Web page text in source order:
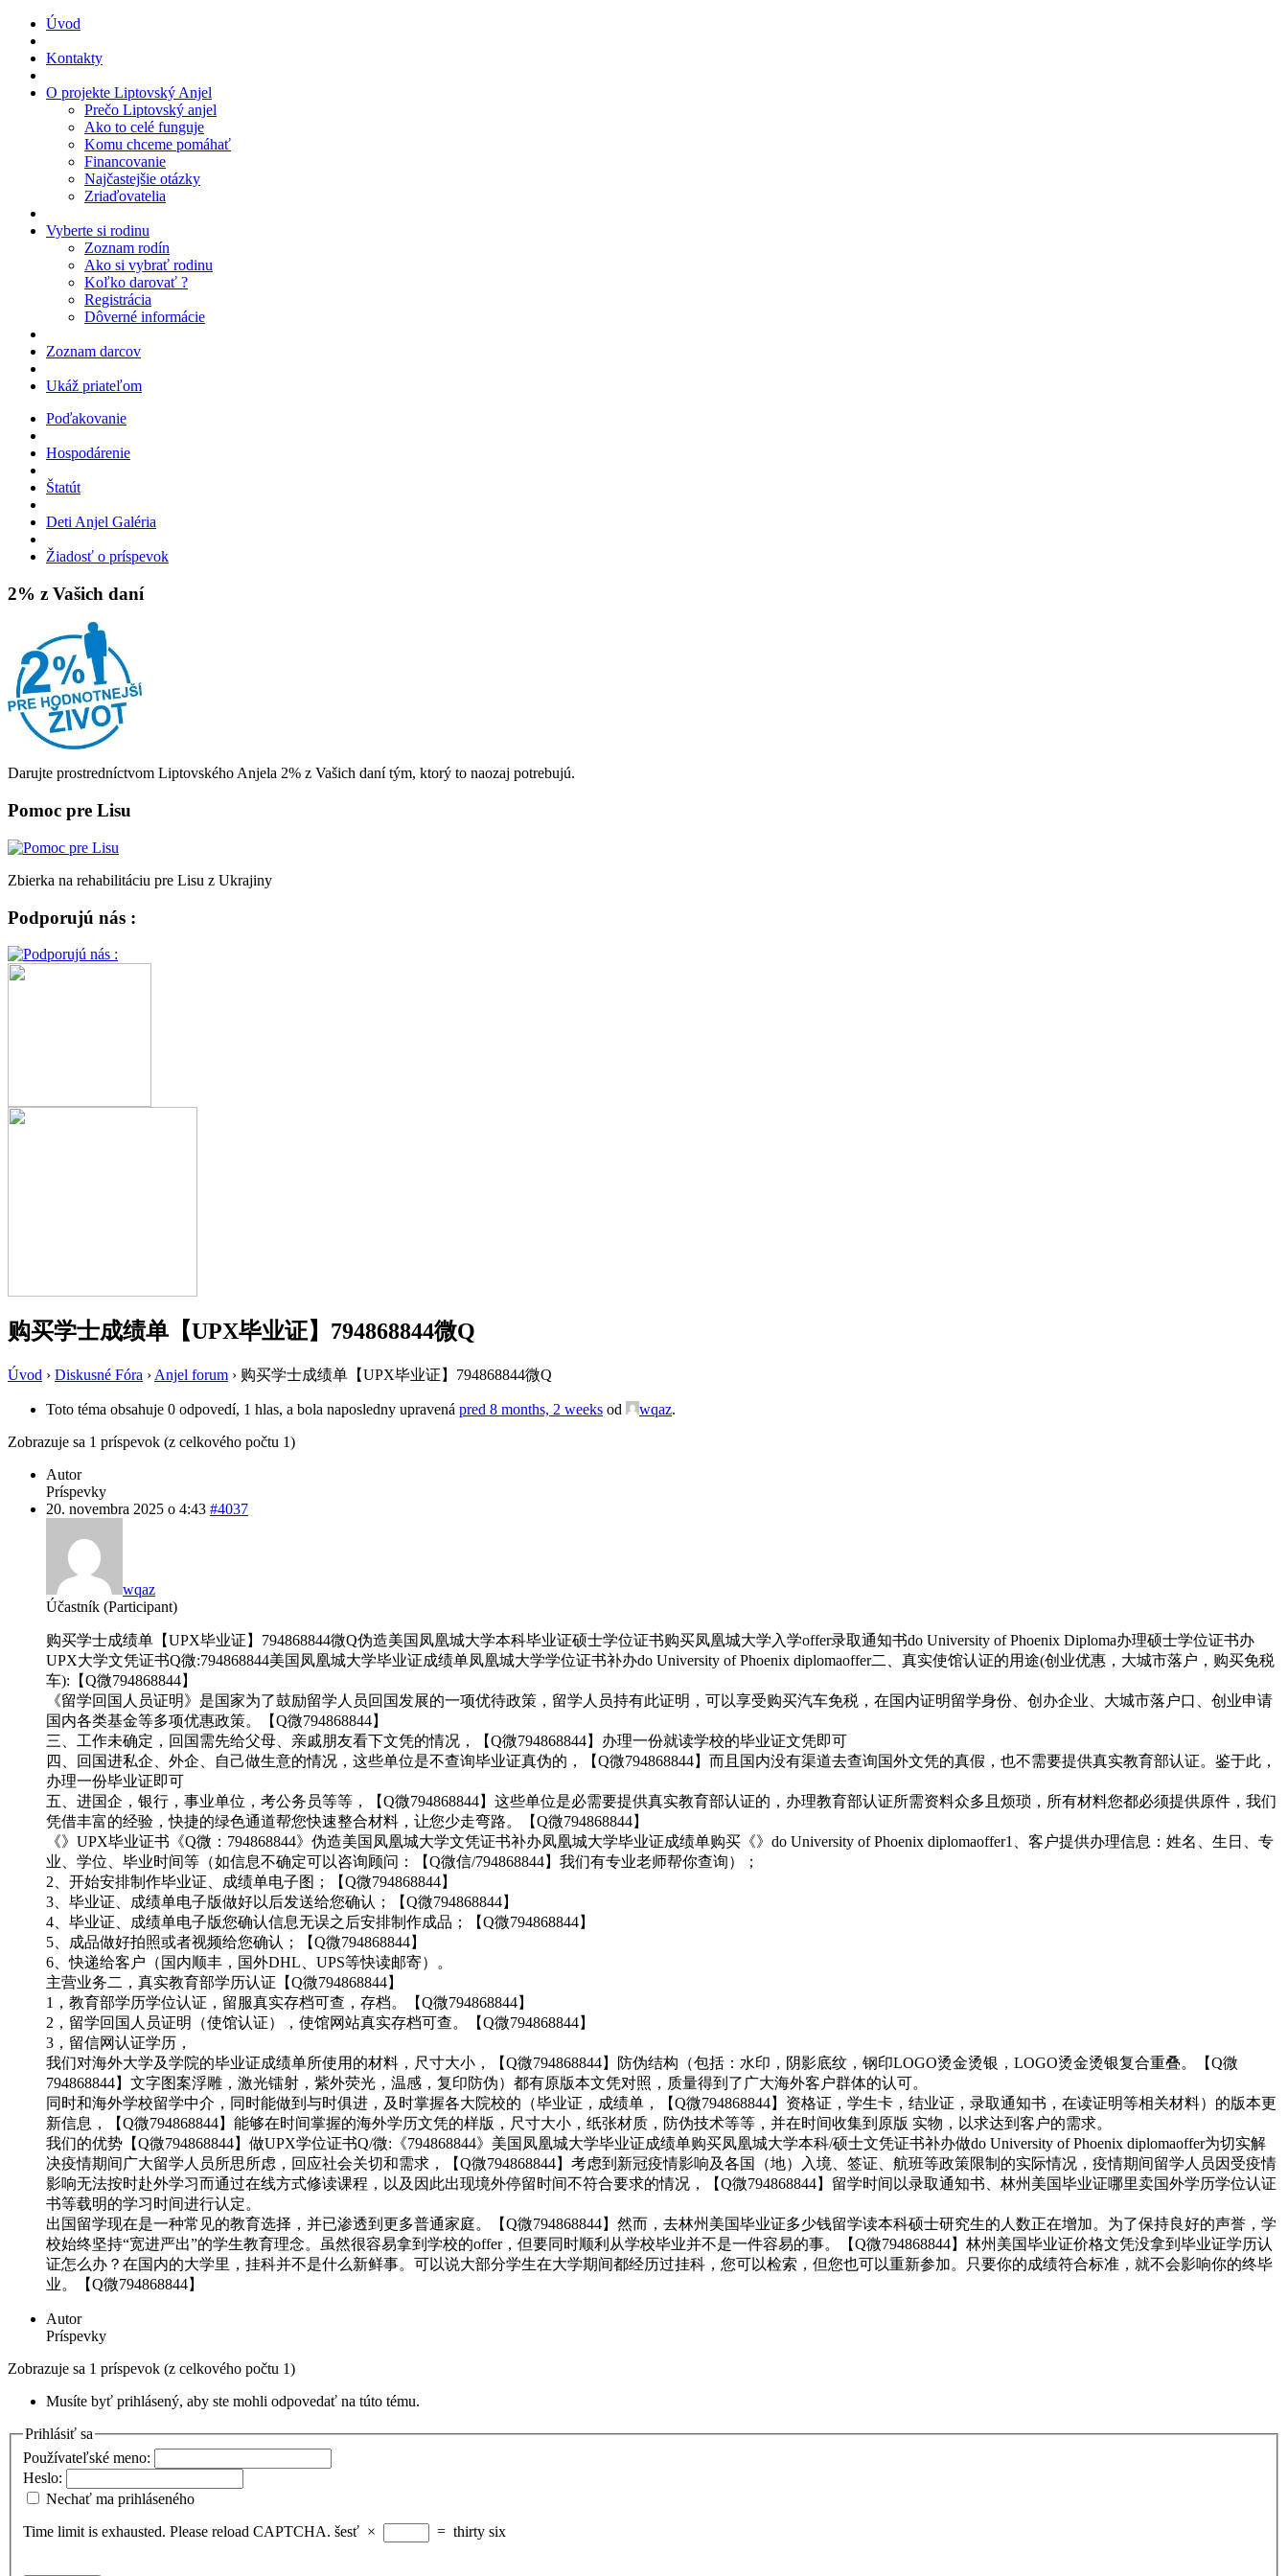
Úvod
Kontakty
O projekte Liptovský Anjel
Prečo Liptovský anjel
Ako to celé funguje
Komu chceme pomáhať
Financovanie
Najčastejšie otázky
Zriaďovatelia
Vyberte si rodinu
Zoznam rodín
Ako si vybrať rodinu
Koľko darovať ?
Registrácia
Dôverné informácie
Zoznam darcov
Ukáž priateľom
Poďakovanie
Hospodárenie
Štatút
Deti Anjel Galéria
Žiadosť o príspevok
2% z Vašich daní
Darujte prostredníctvom Liptovského Anjela 2% z Vašich daní tým, ktorý to naozaj potrebujú.
Pomoc pre Lisu
Zbierka na rehabilitáciu pre Lisu z Ukrajiny
Podporujú nás :
购买学士成绩单【UPX毕业证】794868844微Q
Úvod › Diskusné Fóra › Anjel forum › 购买学士成绩单【UPX毕业证】794868844微Q
Toto téma obsahuje 0 odpovedí, 1 hlas, a bola naposledny upravená pred 8 months, 2 weeks od wqaz.
Zobrazuje sa 1 príspevok (z celkového počtu 1)
Autor
Príspevky
20. novembra 2025 o 4:43 #4037
wqaz
Účastník (Participant)
购买学士成绩单【UPX毕业证】794868844微Q伪造美国凤凰城大学本科毕业证硕士学位证书购买凤凰城大学入学offer录取通知书do University of Phoenix Diploma办理硕士学位证书办
UPX大学文凭证书Q微:794868844美国凤凰城大学毕业证成绩单凤凰城大学学位证书补办do University of Phoenix diplomaoffer二、真实使馆认证的用途(创业优惠，大城市落户，购买免税
车):【Q微794868844】
《留学回国人员证明》是国家为了鼓励留学人员回国发展的一项优待政策，留学人员持有此证明，可以享受购买汽车免税，在国内证明留学身份、创办企业、大城市落户口、创业申请
国内各类基金等多项优惠政策。【Q微794868844】
三、工作未确定，回国需先给父母、亲戚朋友看下文凭的情况，【Q微794868844】办理一份就读学校的毕业证文凭即可
四、回国进私企、外企、自己做生意的情况，这些单位是不查询毕业证真伪的，【Q微794868844】而且国内没有渠道去查询国外文凭的真假，也不需要提供真实教育部认证。鉴于此，
办理一份毕业证即可
五、进国企，银行，事业单位，考公务员等等，【Q微794868844】这些单位是必需要提供真实教育部认证的，办理教育部认证所需资料众多且烦琐，所有材料您都必须提供原件，我们
凭借丰富的经验，快捷的绿色通道帮您快速整合材料，让您少走弯路。【Q微794868844】
《》UPX毕业证书《Q微：794868844》伪造美国凤凰城大学文凭证书补办凤凰城大学毕业证成绩单购买《》do University of Phoenix diplomaoffer1、客户提供办理信息：姓名、生日、专
业、学位、毕业时间等（如信息不确定可以咨询顾问：【Q微信/794868844】我们有专业老师帮你查询）；
2、开始安排制作毕业证、成绩单电子图；【Q微794868844】
3、毕业证、成绩单电子版做好以后发送给您确认；【Q微794868844】
4、毕业证、成绩单电子版您确认信息无误之后安排制作成品；【Q微794868844】
5、成品做好拍照或者视频给您确认；【Q微794868844】
6、快递给客户（国内顺丰，国外DHL、UPS等快读邮寄）。
主营业务二，真实教育部学历认证【Q微794868844】
1，教育部学历学位认证，留服真实存档可查，存档。【Q微794868844】
2，留学回国人员证明（使馆认证），使馆网站真实存档可查。【Q微794868844】
3，留信网认证学历，
我们对海外大学及学院的毕业证成绩单所使用的材料，尺寸大小，【Q微794868844】防伪结构（包括：水印，阴影底纹，钢印LOGO烫金烫银，LOGO烫金烫银复合重叠。【Q微
794868844】文字图案浮雕，激光镭射，紫外荧光，温感，复印防伪）都有原版本文凭对照，质量得到了广大海外客户群体的认可。
同时和海外学校留学中介，同时能做到与时俱进，及时掌握各大院校的（毕业证，成绩单，【Q微794868844】资格证，学生卡，结业证，录取通知书，在读证明等相关材料）的版本更
新信息，【Q微794868844】能够在时间掌握的海外学历文凭的样版，尺寸大小，纸张材质，防伪技术等等，并在时间收集到原版 实物，以求达到客户的需求。
我们的优势【Q微794868844】做UPX学位证书Q/微:《794868844》美国凤凰城大学毕业证成绩单购买凤凰城大学本科/硕士文凭证书补办做do University of Phoenix diplomaoffer为切实解
决疫情期间广大留学人员所思所虑，回应社会关切和需求，【Q微794868844】考虑到新冠疫情影响及各国（地）入境、签证、航班等政策限制的实际情况，疫情期间留学人员因受疫情
影响无法按时赴外学习而通过在线方式修读课程，以及因此出现境外停留时间不符合要求的情况，【Q微794868844】留学时间以录取通知书、林州美国毕业证哪里卖国外学历学位认证
书等载明的学习时间进行认定。
出国留学现在是一种常见的教育选择，并已渗透到更多普通家庭。【Q微794868844】然而，去林州美国毕业证多少钱留学读本科硕士研究生的人数正在增加。为了保持良好的声誉，学
校始终坚持“宽进严出”的学生教育理念。虽然很容易拿到学校的offer，但要同时顺利从学校毕业并不是一件容易的事。【Q微794868844】林州美国毕业证价格文凭没拿到毕业证学历认
证怎么办？在国内的大学里，挂科并不是什么新鲜事。可以说大部分学生在大学期间都经历过挂科，您可以检索，但您也可以重新参加。只要你的成绩符合标准，就不会影响你的终毕
业。【Q微794868844】
Autor
Príspevky
Zobrazuje sa 1 príspevok (z celkového počtu 1)
Musíte byť prihlásený, aby ste mohli odpovedať na túto tému.
Prihlásiť sa
Používateľské meno:
Heslo:
Nechať ma prihláseného
Time limit is exhausted. Please reload CAPTCHA. šesť × = thirty six